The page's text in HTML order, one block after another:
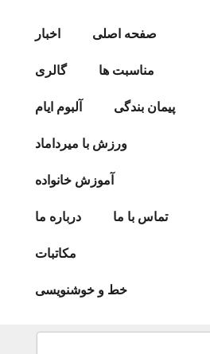
صفحه اصلی اخبار
مناسبت ها گالری
پیمان بندگی آلبوم ایام
ورزش با میرداماد​
آموزش خانواده
تماس با ما درباره ما
مکاتبات
خط و خوشنویسی